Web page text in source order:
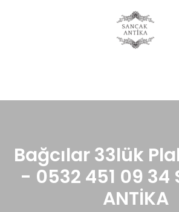
Bağcılar 33lük
- 0532 451 09 34
ANTİKA